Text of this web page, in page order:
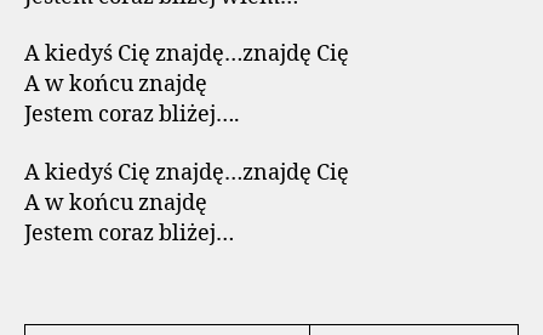
A kiedyś Cię znajdę…znajdę Cię
A w końcu znajdę
Jestem coraz bliżej….
A kiedyś Cię znajdę…znajdę Cię
A w końcu znajdę
Jestem coraz bliżej…